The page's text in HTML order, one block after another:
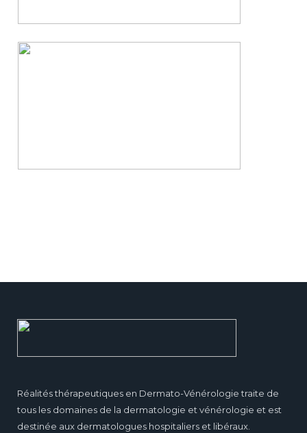
Réalités thérapeutiques en Dermato-Vénérologie traite de
tous les domaines de la dermatologie et vénérologie et est
destinée aux dermatologues hospitaliers et libéraux.